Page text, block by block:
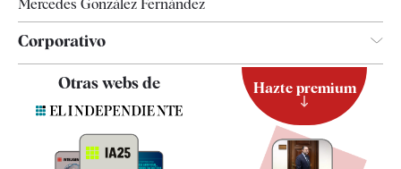
Mercedes González Fernández
Corporativo
Otras webs de Hazte premium